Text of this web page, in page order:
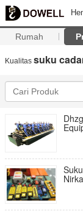
Rumah
Kualitas suku